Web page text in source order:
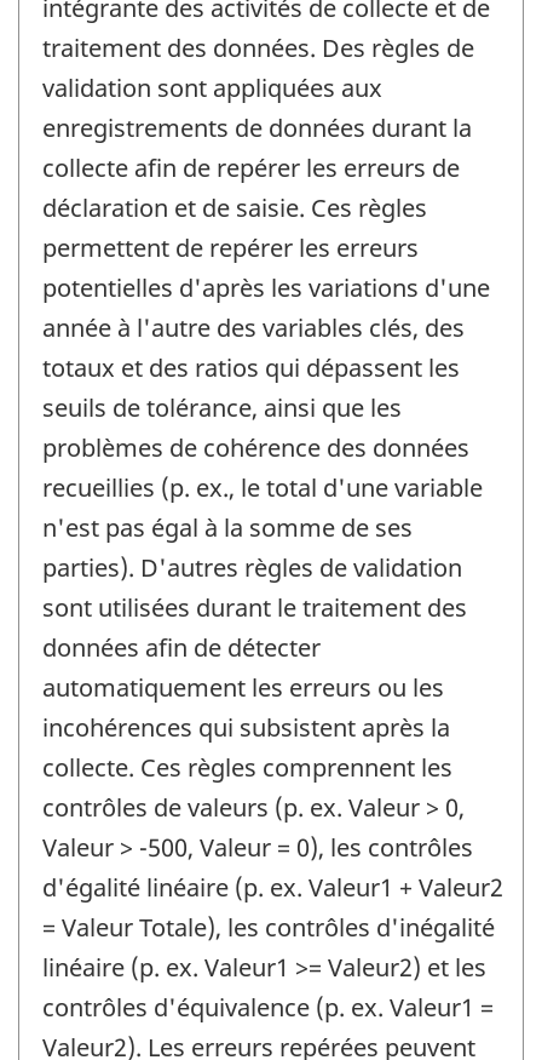
intégrante des activités de collecte et de
traitement des données. Des règles de
validation sont appliquées aux
enregistrements de données durant la
collecte afin de repérer les erreurs de
déclaration et de saisie. Ces règles
permettent de repérer les erreurs
potentielles d'après les variations d'une
année à l'autre des variables clés, des
totaux et des ratios qui dépassent les
seuils de tolérance, ainsi que les
problèmes de cohérence des données
recueillies (p. ex., le total d'une variable
n'est pas égal à la somme de ses
parties). D'autres règles de validation
sont utilisées durant le traitement des
données afin de détecter
automatiquement les erreurs ou les
incohérences qui subsistent après la
collecte. Ces règles comprennent les
contrôles de valeurs (p. ex. Valeur > 0,
Valeur > -500, Valeur = 0), les contrôles
d'égalité linéaire (p. ex. Valeur1 + Valeur2
= Valeur Totale), les contrôles d'inégalité
linéaire (p. ex. Valeur1 >= Valeur2) et les
contrôles d'équivalence (p. ex. Valeur1 =
Valeur2). Les erreurs repérées peuvent